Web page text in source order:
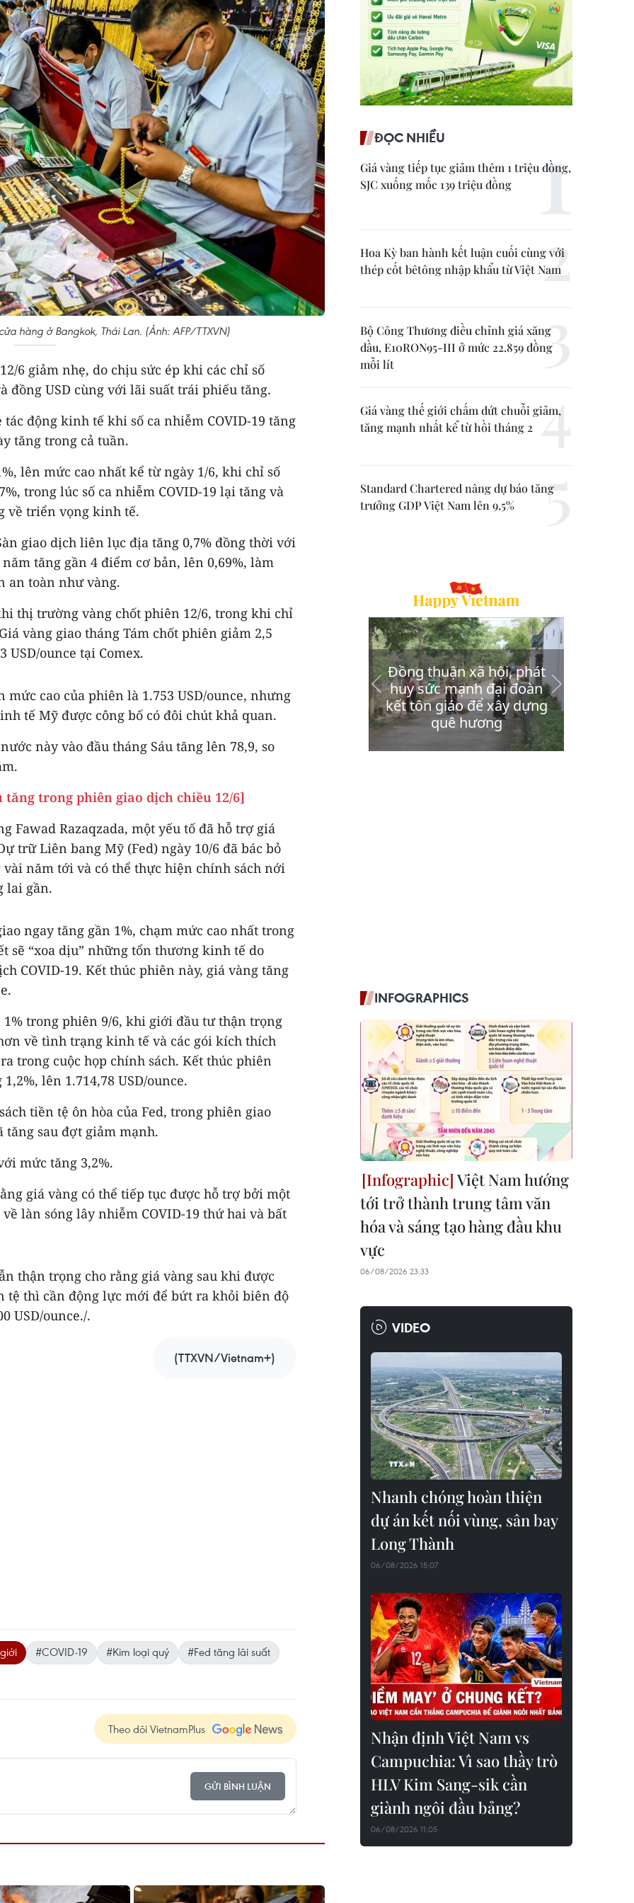
hàng ở Bangkok, Thái Lan. (Ảnh: AFP/TTXVN)
6 giảm nhẹ, do chịu sức ép khi các chỉ số
đồng USD cùng với lãi suất trái phiếu tăng.
động kinh tế khi số ca nhiễm COVID-19 tăng
tăng trong cả tuần.
lên mức cao nhất kể từ ngày 1/6, khi chỉ số
trong lúc số ca nhiễm COVID-19 lại tăng và
về triển vọng kinh tế.
giao dịch liên lục địa tăng 0,7% đồng thời với
tăng gần 4 điểm cơ bản, lên 0,69%, làm
an toàn như vàng.
thị trường vàng chốt phiên 12/6, trong khi chỉ
vàng giao tháng Tám chốt phiên giảm 2,5
USD/ounce tại Comex.
mức cao của phiên là 1.753 USD/ounce, nhưng
tế Mỹ được công bố có đôi chút khả quan.
này vào đầu tháng Sáu tăng lên 78,9, so
tăng trong phiên giao dịch chiều 12/6]
Fawad Razaqzada, một yếu tố đã hỗ trợ giá
trữ Liên bang Mỹ (Fed) ngày 10/6 đã bác bỏ
năm tới và có thể thực hiện chính sách nới
lai gần.
ngay tăng gần 1%, chạm mức cao nhất trong
sẽ “xoa dịu” những tổn thương kinh tế do
COVID-19. Kết thúc phiên này, giá vàng tăng
trong phiên 9/6, khi giới đầu tư thận trọng
về tình trạng kinh tế và các gói kích thích
trong cuộc họp chính sách. Kết thúc phiên
lên 1.714,78 USD/ounce.
tiền tệ ôn hòa của Fed, trong phiên giao
tăng sau đợt giảm mạnh.
mức tăng 3,2%.
giá vàng có thể tiếp tục được hỗ trợ bởi một
làn sóng lây nhiễm COVID-19 thứ hai và bất
thận trọng cho rằng giá vàng sau khi được
tệ thì cần động lực mới để bứt ra khỏi biên độ
USD/ounce./.
(TTXVN/Vietnam+)
#COVID-19 #Kim loại quý #Fed tăng lãi suất
Theo dõi VietnamPlus
GỬI BÌNH LUẬN
ĐỌC NHIỀU
Giá vàng tiếp tục giảm thêm 1 triệu đồng,
SJC xuống mốc 139 triệu đồng
Hoa Kỳ ban hành kết luận cuối cùng với
thép cốt bêtông nhập khẩu từ Việt Nam
Bộ Công Thương điều chỉnh giá xăng
dầu, E10RON95-III ở mức 22.859 đồng
mỗi lít
Giá vàng thế giới chấm dứt chuỗi giảm,
tăng mạnh nhất kể từ hồi tháng 2
Standard Chartered nâng dự báo tăng
trưởng GDP Việt Nam lên 9,5%
INFOGRAPHICS
Việt Nam hướng
tới trở thành trung tâm văn
hóa và sáng tạo hàng đầu khu
vực
06/08/2026 23:33
VIDEO
Nhanh chóng hoàn thiện
dự án kết nối vùng, sân bay
Long Thành
06/08/2026 15:07
Nhận định Việt Nam vs
Campuchia: Vì sao thầy trò
HLV Kim Sang-sik cần
giành ngôi đầu bảng?
06/08/2026 11:05